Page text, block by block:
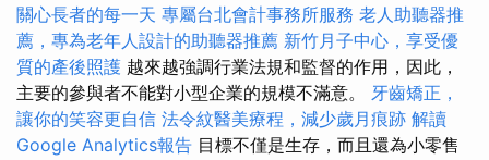
關心長者的每一天 專屬台北會計事務所服務 老人助聽器推
薦，專為老年人設計的助聽器推薦 新竹月子中心，享受優
質的產後照護 越來越強調行業法規和監督的作用，因此，
主要的參與者不能對小型企業的規模不滿意。 牙齒矯正，
讓你的笑容更自信 法令紋醫美療程，減少歲月痕跡 解讀
Google Analytics報告 目標不僅是生存，而且還為小零售